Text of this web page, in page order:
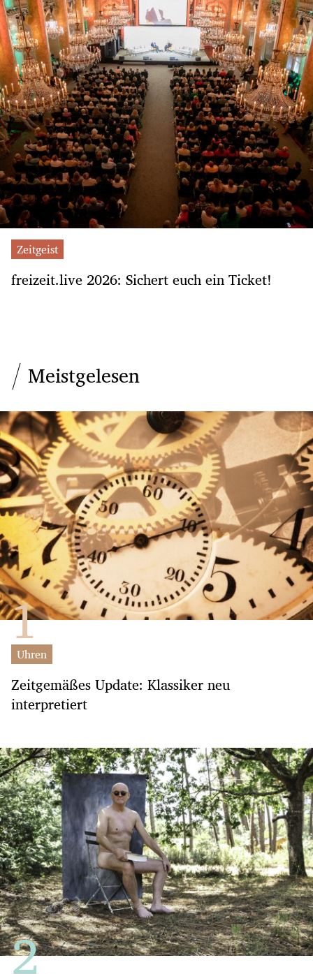
Zeitgeist
freizeit.live 2026: Sichert euch ein Ticket!
Meistgelesen
Uhren
Zeitgemäßes Update: Klassiker neu
interpretiert